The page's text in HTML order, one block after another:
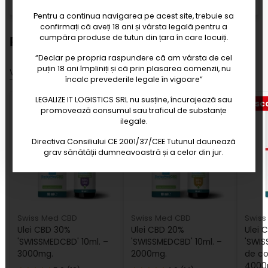
Pentru a continua navigarea pe acest site, trebuie sa
confirmați că aveți 18 ani și vârsta legală pentru a
cumpăra produse de tutun din țara în care locuiți.
“Declar pe propria raspundere că am vârsta de cel
puțin 18 ani împliniți și că prin plasarea comenzii, nu
încalc prevederile legale în vigoare”
LEGALIZE IT LOGISTICS SRL nu susține, încurajează sau
promovează consumul sau traficul de substanțe
ilegale.
Directiva Consiliului CE 2001/37/CEE Tutunul daunează
grav sănătății dumneavoastră și a celor din jur.
Promotii
Vezi toate promotiile
Discount 20%
Swiss Med CBD
Ulei CBD 30%
'SWISSMEDCBD' 10ml. –
3000mg.
Discount 30%
Swiss Med CBD
Ulei CBD 20%
'SWISSMEDCBD' 10ml. –
2000mg.
Ulei
de